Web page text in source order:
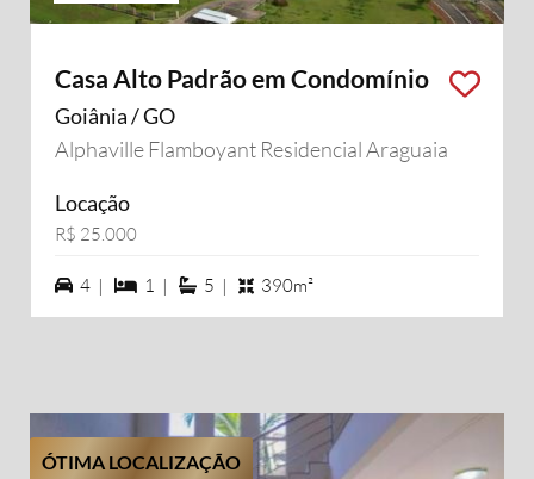
Casa Alto Padrão em Condomínio
Goiânia / GO
Alphaville Flamboyant Residencial Araguaia
Locação
R$ 25.000
4 vagas na garagem
4 | 1 dormiórios
1 | 5 suítes
5 | 390m²
ÓTIMA LOCALIZAÇÃO